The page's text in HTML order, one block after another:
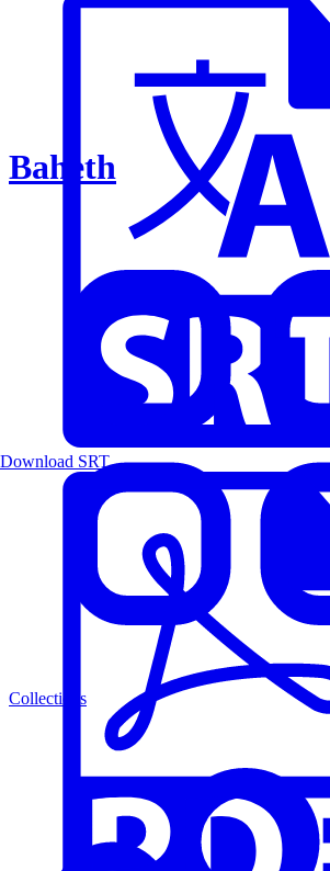
Baheth
Collections
Download SRT